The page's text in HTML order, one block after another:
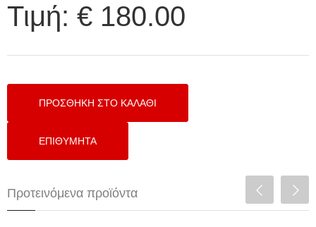
Τιμή: € 180.00
Προτεινόμενα προϊόντα